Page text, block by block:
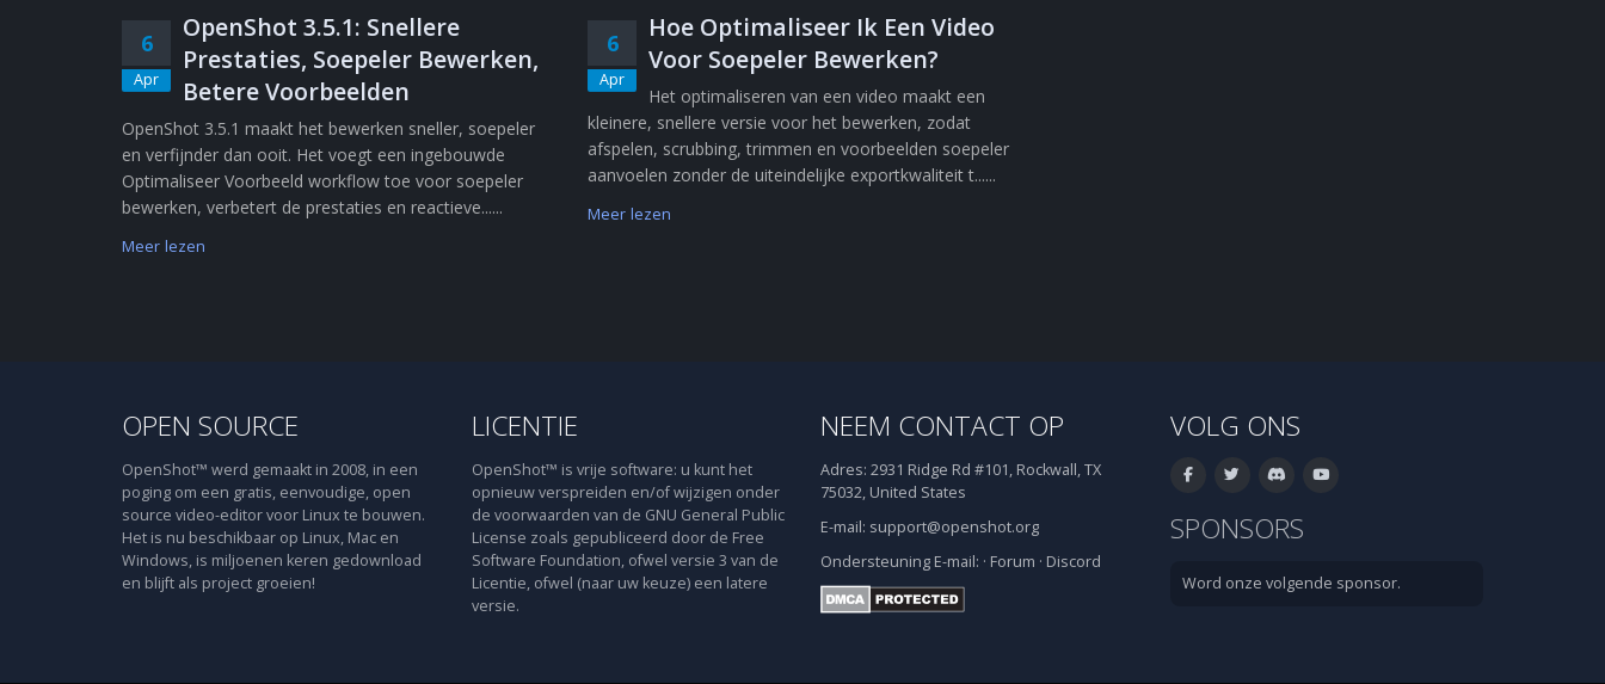
6
Apr
OpenShot 3.5.1: Snellere
Prestaties, Soepeler Bewerken,
Betere Voorbeelden
OpenShot 3.5.1 maakt het bewerken sneller, soepeler
en verfijnder dan ooit. Het voegt een ingebouwde
Optimaliseer Voorbeeld workflow toe voor soepeler
bewerken, verbetert de prestaties en reactieve......
Meer lezen
6
Apr
Hoe Optimaliseer Ik Een Video
Voor Soepeler Bewerken?
Het optimaliseren van een video maakt een
kleinere, snellere versie voor het bewerken, zodat
afspelen, scrubbing, trimmen en voorbeelden soepeler
aanvoelen zonder de uiteindelijke exportkwaliteit t......
Meer lezen
OPEN SOURCE
OpenShot™ werd gemaakt in 2008, in een
poging om een gratis, eenvoudige, open
source video-editor voor Linux te bouwen.
Het is nu beschikbaar op Linux, Mac en
Windows, is miljoenen keren gedownload
en blijft als project groeien!
LICENTIE
OpenShot™ is vrije software: u kunt het
opnieuw verspreiden en/of wijzigen onder
de voorwaarden van de GNU General Public
License zoals gepubliceerd door de Free
Software Foundation, ofwel versie 3 van de
Licentie, ofwel (naar uw keuze) een latere
versie.
NEEM CONTACT OP
Adres: 2931 Ridge Rd #101, Rockwall, TX
75032, United States
E-mail: support@openshot.org
Ondersteuning E-mail: · Forum · Discord
VOLG ONS
SPONSORS
Word onze volgende sponsor.